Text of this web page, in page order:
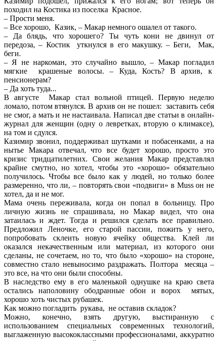
походил на Костика из поселка Красное.
– Прости меня.
– Все хорошо, Казик, – Макар немного ошалел от такого.
– Да блядь, что хорошего? Ты чуть кони не двинул от
передоза, – Костик уткнулся в его макушку. – Беги, Мак,
беги.
– Я не наркоман, это случайно вышло, – Макар погладил
мягкие крашеные волосы. – Куда, Кость? В архив, к
пенсионерам?
– Да хоть туда...
В августе Макар стал вольной птицей. Первую неделю
ломало, потом втянулся. В архив он не пошел: заставить себя
не смог, а мать и не настаивала. Написал две статьи в онлайн-
журнал для женщин (одну о левретках, вторую о климаксе),
на том и сдулся.
Казимир звонил, поддерживал шутками и побасенками, а на
нытье Макара отвечал, что все будет хорошо, просто это
кризис тридцатилетних. Свои желания Макар представлял
крайне смутно, но хотел, чтобы это «хорошо» обязательно
получилось. Чтобы все было как у людей, но только более
размеренно, что ли, – повторять свои «подвиги» в Muss он не
хотел, да и не мог.
Мама очень переживала, когда он попал в больницу. Про
личную жизнь не спрашивала, но Макар видел, что она
затаилась и ждет. Тогда и решился сделать все правильно.
Предложил Леночке, его старой пассии, пожить у него,
попробовать склеить новую ячейку общества. Клей ли
оказался некачественным или материал, из которого они
сделаны, не сочетаем, но то, что было «хорошо» на стороне,
совместно стало невыносимо раздражать. Полтора месяца –
это все, на что они были способны.
В наследство ему в его маленькой однушке на краю света
остались наполовину ободранные обои и ворох мятых,
хорошо хоть чистых рубашек.
Как можно погладить рукава, не оставив складок?
Можно, конечно, взять другую, выстиранную с
использованием специальных современных технологий,
выглаженную высококлассными профессионалами, аккуратно